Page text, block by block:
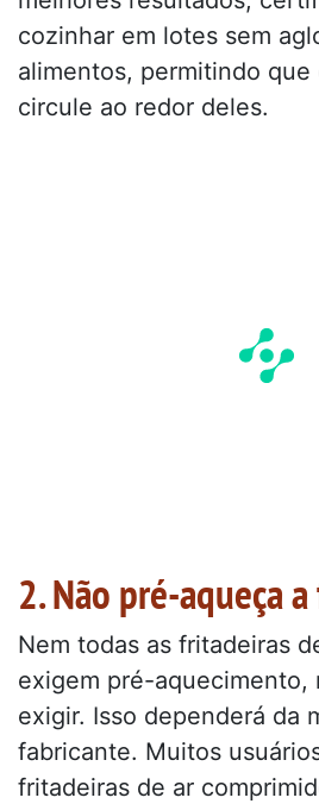
cozinhar em lotes sem
alimentos, permitindo que
circule ao redor deles.
2. Não pré-aqueça
Nem todas as fritadeiras
exigem pré-aquecimento,
exigir. Isso dependerá da
fabricante. Muitos
fritadeiras de ar